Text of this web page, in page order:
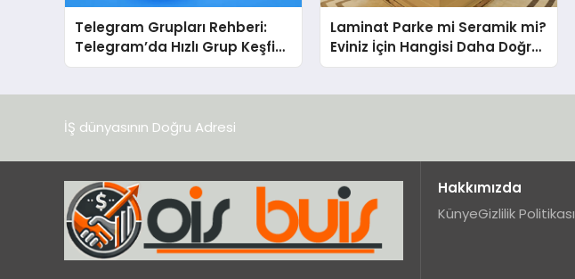
Telegram Grupları Rehberi:
Telegram’da Hızlı Grup Keşfi
İçin Grupbul.com
Laminat Parke mi Seramik mi?
Eviniz İçin Hangisi Daha Doğru
Seçim?
İŞ dünyasının Doğru Adresi
Hakkımızda
KünyeGizlilik Politikası